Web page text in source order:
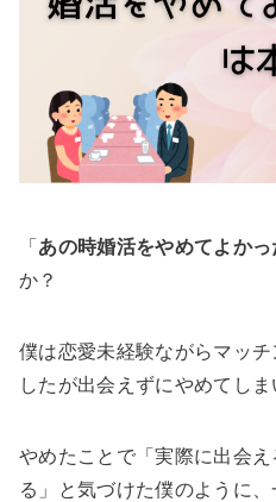
「 あの時婚活をやめてよかっ
か？
僕は恋愛未経験ながらマッ
したが出会えずにやめてしま
やめたことで「実際に出会
る」と気づけた僕のように